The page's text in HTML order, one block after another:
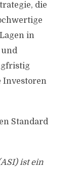
die
in
und
Investoren
Standard
ist ein